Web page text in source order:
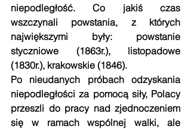
niepodległość. Co jakiś czas
wszczynali powstania, z których
największymi były: powstanie
styczniowe (1863r.), listopadowe
(1830r.), krakowskie (1846).
Po nieudanych próbach odzyskania
niepodległości za pomocą siły, Polacy
przeszli do pracy nad zjednoczeniem
się w ramach wspólnej walki, ale